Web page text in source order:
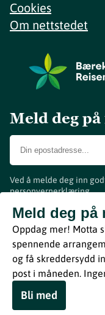
Cookies
Om nettstedet
Meld deg
Ved å melde deg inn
personvernerklæring.
Meld deg på
Oppdag mer! Motta
spennende
og få skreddersydd
post i måneden.
Bli med
Turistinformasjon
Vestfold
ByBreakfast